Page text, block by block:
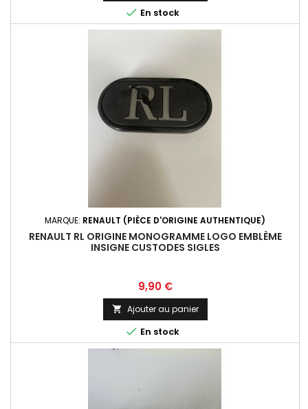
 En stock
MARQUE: RENAULT (PIÈCE D'ORIGINE AUTHENTIQUE)
RENAULT RL ORIGINE MONOGRAMME LOGO EMBLÈME
INSIGNE CUSTODES SIGLES
Prix
9,90 €
 Ajouter au panier
 En stock